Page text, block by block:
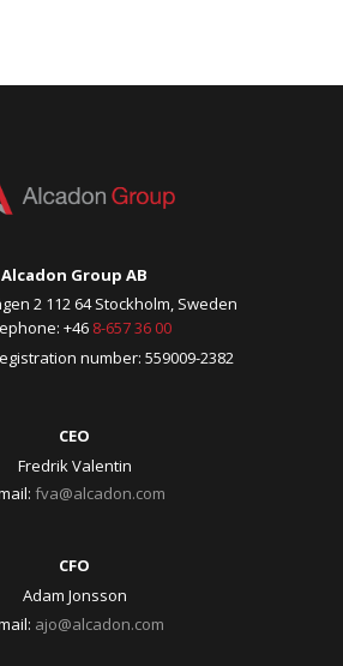
Alcadon Group AB
2 112 64 Stockholm, Sweden
+46 8-657 36 00
number: 559009-2382
CEO
Fredrik Valentin
fva@alcadon.com
CFO
Adam Jonsson
ajo@alcadon.com